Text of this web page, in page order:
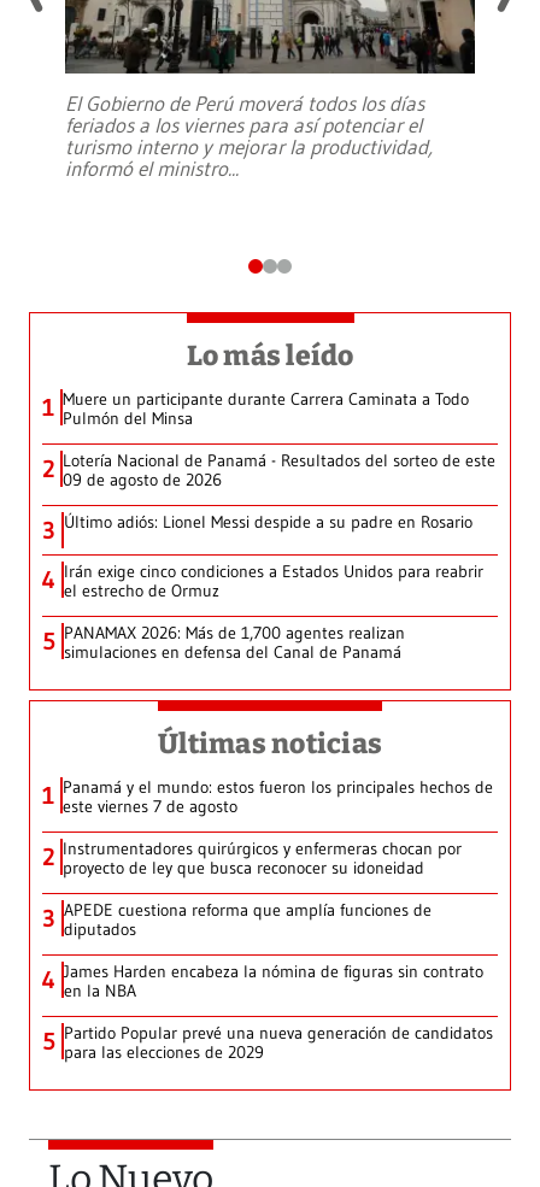
El Gobierno de Perú moverá todos los días
feriados a los viernes para así potenciar el
turismo interno y mejorar la productividad,
informó el ministro...
Lo más leído
1 Muere un participante durante Carrera Caminata a Todo
Pulmón del Minsa
2 Lotería Nacional de Panamá - Resultados del sorteo de este
09 de agosto de 2026
3 Último adiós: Lionel Messi despide a su padre en Rosario
4 Irán exige cinco condiciones a Estados Unidos para reabrir
el estrecho de Ormuz
5 PANAMAX 2026: Más de 1,700 agentes realizan
simulaciones en defensa del Canal de Panamá
Últimas noticias
1 Panamá y el mundo: estos fueron los principales hechos de
este viernes 7 de agosto
2 Instrumentadores quirúrgicos y enfermeras chocan por
proyecto de ley que busca reconocer su idoneidad
3 APEDE cuestiona reforma que amplía funciones de
diputados
4 James Harden encabeza la nómina de figuras sin contrato
en la NBA
5 Partido Popular prevé una nueva generación de candidatos
para las elecciones de 2029